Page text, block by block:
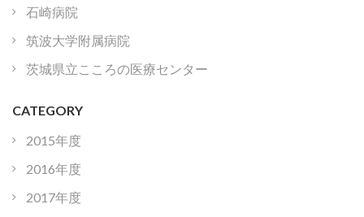
石崎病院
筑波大学附属病院
茨城県立こころの医療センター
CATEGORY
2015年度
2016年度
2017年度